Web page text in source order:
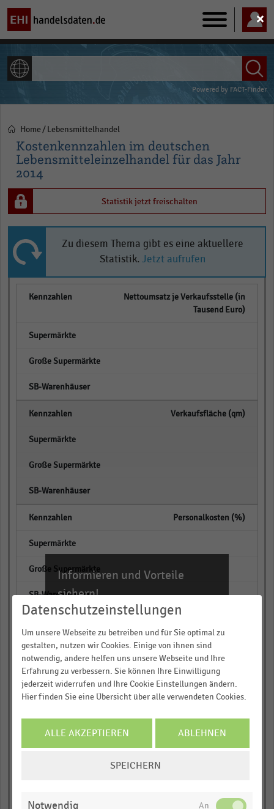
Main
navigation
Powered by FACT-Finder
Pfadnavigation
Home Lebensmittelhandel
Kostenkennzahlen im deutschen
Lebensmitteleinzelhandel für das Jahr
2014
Statistik jetzt freischalten
Zu diesem Thema gibt es eine aktuellere
Statistik. Jetzt aufrufen
Nettoumsatz je Verkaufsstelle (in
Tausend Euro)
Verkaufsfläche (qm)
Personalkosten (%)
empty
empty
empty
empty
Informieren und Vorteile
sichern!
Für Ihre bequeme und umfassende
Über 300.000 Daten und Kennzahlen
Rund 25.000 Statistiken
Download als Excel, PNG, PDF
… und vieles mehr!
JETZT INFORMIEREN
Datenschutzeinstellungen
Um unsere Webseite zu betreiben und für Sie optimal zu
gestalten, nutzen wir Cookies. Einige von ihnen sind
notwendig, andere helfen uns unsere Webseite und Ihre
Erfahrung zu verbessern. Sie können Ihre Einwilligung
jederzeit widerrufen und Ihre Cookie Einstellungen ändern.
Hier finden Sie eine Übersicht über alle verwendeten Cookies.
ALLE AKZEPTIEREN ABLEHNEN
SPEICHERN
Notwendig